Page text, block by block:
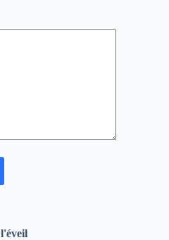
l'éveil